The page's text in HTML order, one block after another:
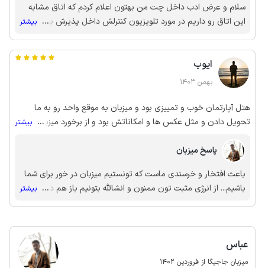
سلام و عرض ادب داخل چت من بهتون اعلام کردم که اتاق مشابه
این اتاق رو داریم در مورد تلویزیون کنترلش داخل پذیرش بوده و
... بیشتر
ایوب
بهمن 1403
هتل آپارتمان خوب و تمییزی بود و میزبان به موقع واحد رو به ما
تحویل دادن و مثل عکس ها و امکاناتش بود و از برخورد میزبان هم
... بیشتر
پاسخ میزبان
باعث افتخار و خرسندی ماست که تونستیم میزبان در خور برای شما
باشیم... از انرژی مثبت تون ممنون و انشالله بتونیم باز هم در خدمت
... بیشتر
عباس
میزبان جاجیگا از فروردین 1402